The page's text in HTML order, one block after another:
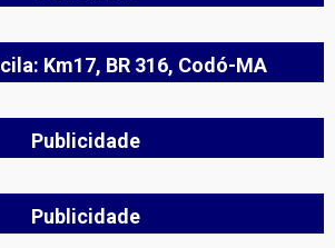
Km17, BR 316, Codó-MA
Publicidade
Publicidade